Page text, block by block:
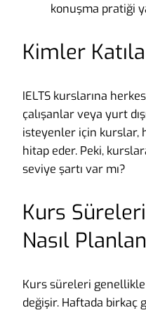
konuşma pratiği
Kimler
IELTS kurslarına
çalışanlar veya yurt
isteyenler için kurslar,
hitap eder. Peki,
seviye şartı var mı?
Kurs
Nasıl
Kurs süreleri
değişir. Haftada birkaç